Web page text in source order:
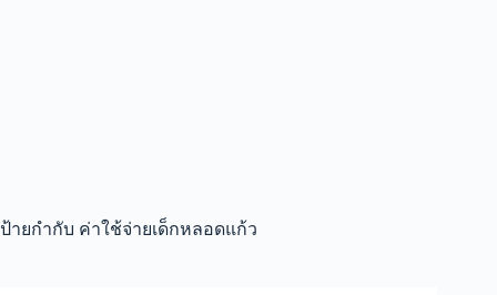
ป้ายกำกับ ค่าใช้จ่ายเด็กหลอดแก้ว